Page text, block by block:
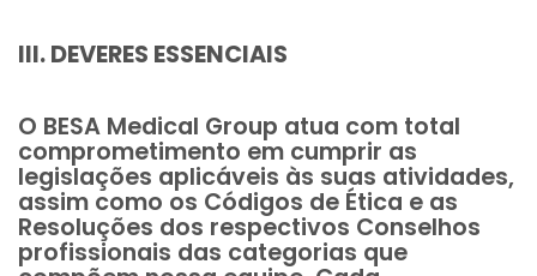
III. DEVERES ESSENCIAIS
O BESA Medical Group atua com total
comprometimento em cumprir as
legislações aplicáveis às suas atividades,
assim como os Códigos de Ética e as
Resoluções dos respectivos Conselhos
profissionais das categorias que